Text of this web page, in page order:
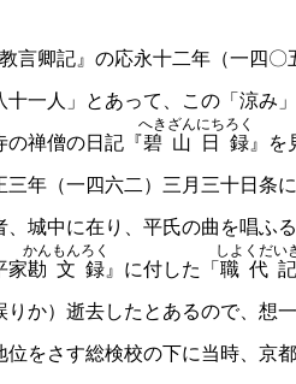
言卿記』の応永十二年（一四〇
一人」とあって、この「涼み
の禅僧の日記『碧山日録
へきざんにちろく
』を
年（一四六二）三月三十日条に
城中に在り、平氏の曲を唱ふ
家勘文録
かんもんろく
』に付した「 職代記
しよくだい
りか）逝去したとあるので、想
位をさす総検校の下に当時、京